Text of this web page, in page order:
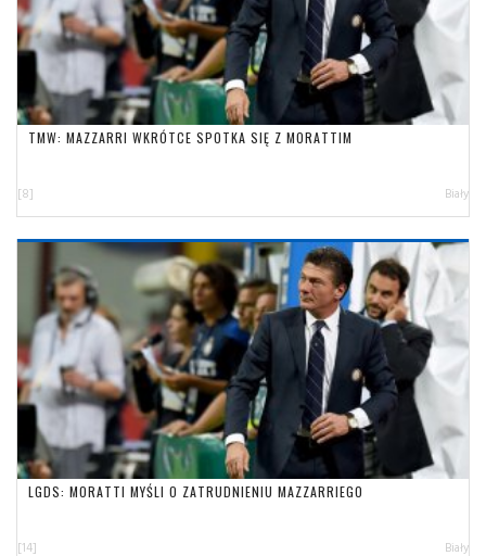
TMW: MAZZARRI WKRÓTCE SPOTKA SIĘ Z MORATTIM
[8] Biały
LGDS: MORATTI MYŚLI O ZATRUDNIENIU MAZZARRIEGO
[14] Biały